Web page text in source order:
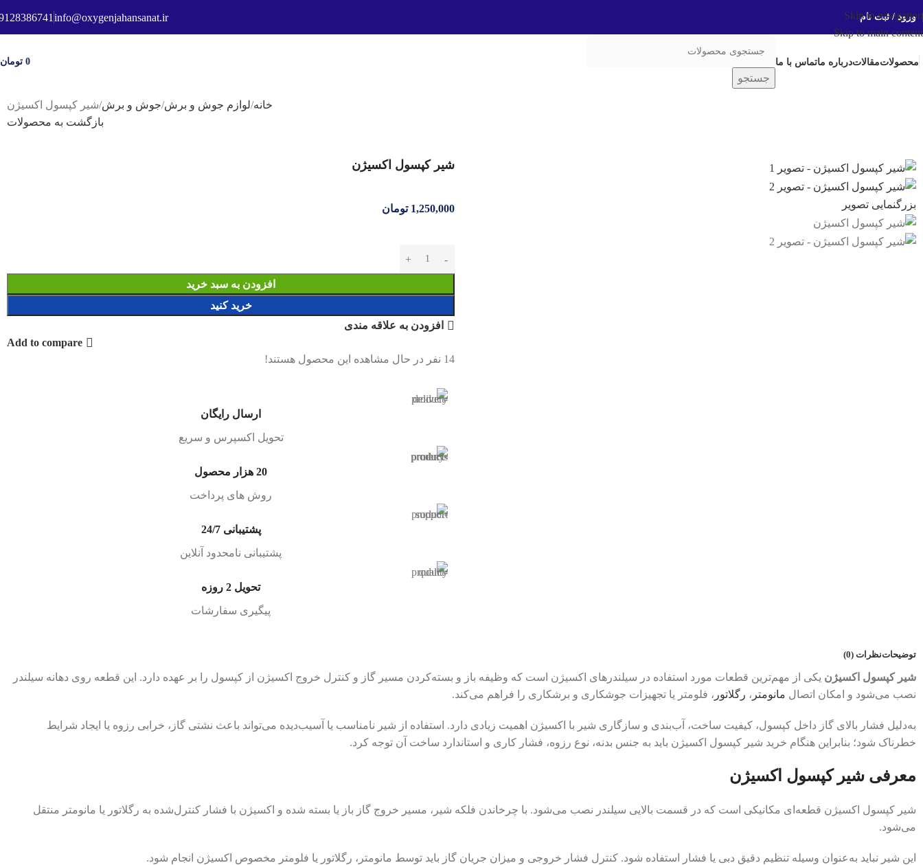
Skip to navigation
Skip to main content
ورود / ثبت نام info@oxygenjahansanat.ir
محصولاتمقالاتدرباره ماتماس با ما
جستجو
0 تومان
خانه لوازم جوش و برش جوش و برش شیر کپسول اکسیژن
بازگشت به محصولات
بزرگنمایی تصویر
شیر کپسول اکسیژن
1,250,000 تومان
افزودن به سبد خرید
خرید کنید
افزودن به علاقه مندی
Add to compare
14 نفر در حال مشاهده این محصول هستند!
ارسال رایگان
تحویل اکسپرس و سریع
20 هزار محصول
روش های پرداخت
پشتیبانی 24/7
پشتیبانی نامحدود آنلاین
تحویل 2 روزه
پیگیری سفارشات
توضیحاتنظرات (0)
شیر کپسول اکسیژن یکی از مهم‌ترین قطعات مورد استفاده در سیلندرهای اکسیژن است که وظیفه باز و بسته‌کردن مسیر گاز و کنترل خروج اکسیژن از کپسول را بر عهده دارد. این قطعه روی دهانه سیلندر
نصب می‌شود و امکان اتصال مانومتر ، رگلاتور ، فلومتر یا تجهیزات جوشکاری و برشکاری را فراهم می‌کند.
به‌دلیل فشار بالای گاز داخل کپسول، کیفیت ساخت، آب‌بندی و سازگاری شیر با اکسیژن اهمیت زیادی دارد. استفاده از شیر نامناسب یا آسیب‌دیده می‌تواند باعث نشتی گاز، خرابی رزوه یا ایجاد شرایط
خطرناک شود؛ بنابراین هنگام خرید شیر کپسول اکسیژن باید به جنس بدنه، نوع رزوه، فشار کاری و استاندارد ساخت آن توجه کرد.
معرفی شیر کپسول اکسیژن
شیر کپسول اکسیژن قطعه‌ای مکانیکی است که در قسمت بالایی سیلندر نصب می‌شود. با چرخاندن فلکه شیر، مسیر خروج گاز باز یا بسته شده و اکسیژن با فشار کنترل‌شده به رگلاتور یا مانومتر منتقل
می‌شود.
این شیر نباید به‌عنوان وسیله تنظیم دقیق دبی یا فشار استفاده شود. کنترل فشار خروجی و میزان جریان گاز باید توسط مانومتر، رگلاتور یا فلومتر مخصوص اکسیژن انجام شود.